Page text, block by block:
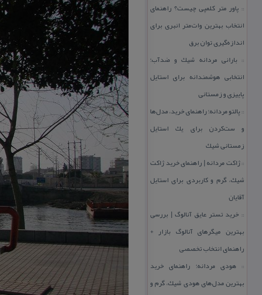
:: پاور متر كلمپی چیست؟ راهنمای
انتخاب بهترین وات‌متر انبری برای
اندازه‌گیری توان برق
:: بارانی مردانه شیك و ضدآب؛
انتخابی هوشمندانه برای استایل
پاییزی و زمستانی
:: پالتو مردانه؛ راهنمای خرید، مدل‌ها
و ست‌كردن برای یك استایل
زمستانی شیك
::ژاكت مردانه | راهنمای خرید ژاكت
شیك، گرم و كاربردی برای استایل
آقایان
:: خرید تستر عایق آنالوگ | بررسی
بهترین میگرهای آنالوگ بازار +
راهنمای انتخاب تخصصی
:: هودی مردانه؛ راهنمای خرید
بهترین مدل‌های هودی شیك، گرم و